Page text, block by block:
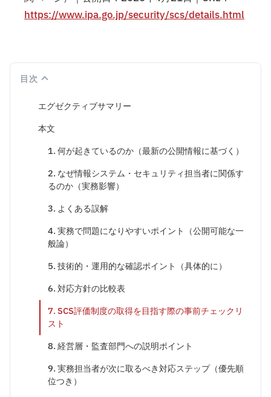
https://www.ipa.go.jp/security/scs/details.html
目次
エグゼクティブサマリー
本文
1. 何が起きているのか（最新の公開情報に基づく）
2. なぜ情報システム・セキュリティ担当者に関係す
るのか（実務影響）
3. よくある誤解
4. 実務で問題になりやすいポイント（公開可能な一
般論）
5. 技術的・運用的な確認ポイント（具体的に）
6. 対応方針の比較表
7. SCS評価制度の取得を目指す際の事前チェックリ
スト
8. 経営層・監査部門への説明ポイント
9. 実務担当者が次に取るべき対応ステップ（優先順
位つき）